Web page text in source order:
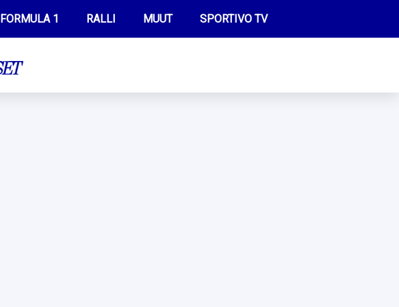
FORMULA 1 RALLI MUUT SPORTIVO TV